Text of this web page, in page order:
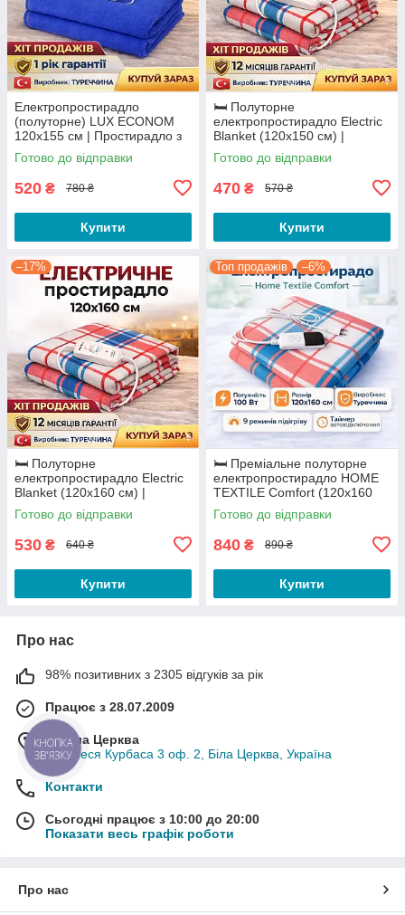
Електропростирадло
(полуторне) LUX ECONOM
120x155 см | Простирадло з
підігрівом, Туреччина
(Щільність 400 г/м²)
Готово до відправки
520 ₴ 780 ₴
Купити
🛏️ Полуторне
електропростирадло Electric
Blanket (120х150 см) |
Турецька якість
Готово до відправки
470 ₴ 570 ₴
Купити
–17%
🛏️ Полуторне
електропростирадло Electric
Blanket (120х160 см) |
Турецька якість
Готово до відправки
530 ₴ 640 ₴
Купити
Топ продажів –6%
🛏️ Преміальне полуторне
електропростирадло HOME
TEXTILE Comfort (120х160
см) | 9 режимів та Таймер
Готово до відправки
840 ₴ 890 ₴
Купити
Про нас
98% позитивних з 2305 відгуків за рік
Працює з 28.07.2009
м. Біла Церква
вул. Леся Курбаса 3 оф. 2, Біла Церква, Україна
Контакти
Сьогодні працює з 10:00 до 20:00
Показати весь графік роботи
Про нас
КНОПКА
ЗВ'ЯЗКУ